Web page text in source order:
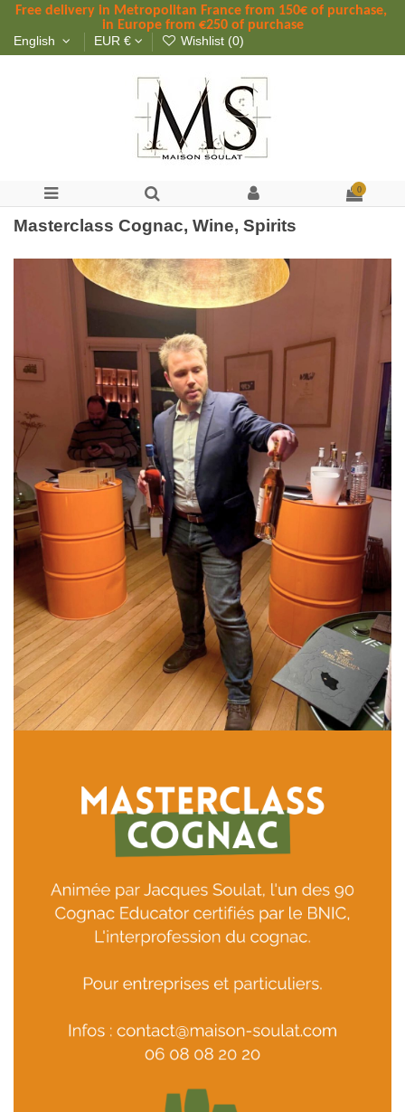
Free delivery in Metropolitan France from 150€ of purchase,
in Europe from €250 of purchase
English EUR € Wishlist (0)
0
Masterclass Cognac, Wine, Spirits